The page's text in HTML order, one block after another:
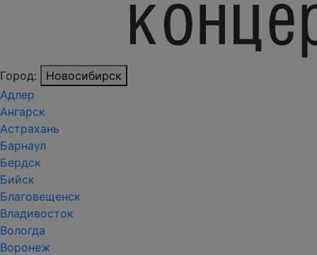
Город:
Новосибирск
Адлер
Ангарск
Астрахань
Барнаул
Бердск
Бийск
Благовещенск
Владивосток
Вологда
Воронеж